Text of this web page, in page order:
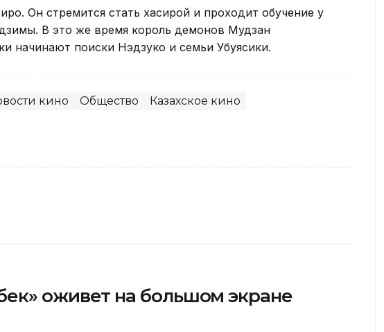
Он стремится стать хасирой и проходит обучение у
В это же время король демонов Мудзан
начинают поиски Нэдзуко и семьи Убуясики.
кино Общество Казахское кино
оживет на большом экране